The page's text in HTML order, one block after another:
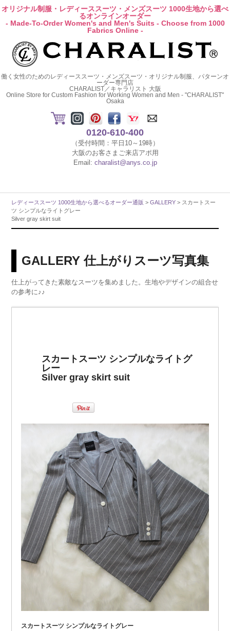
オリジナル制服・レディーススーツ・メンズスーツ 1000生地から選べ
るオンラインオーダー
- Made-To-Order Women's and Men's Suits - Choose from 1000
Fabrics Online -
働く女性のためのレディーススーツ・メンズスーツ・オリジナル制服、パターンオ
ーダー専門店
CHARALIST／キャラリスト 大阪
Online Store for Custom Fashion for Working Women and Men - "CHARALIST"
Osaka
0120-610-400
（受付時間：平日10～19時）
大阪のお客さまご来店アポ用
Email: charalist@anys.co.jp
レディーススーツ 1000生地から選べるオーダー通販 >GALLERY > スカートスー
ツ シンプルなライトグレー
Silver gray skirt suit
GALLERY 仕上がりスーツ写真集
仕上がってきた素敵なスーツを集めました。生地やデザインの組合せ
の参考に♪♪
スカートスーツ シンプルなライトグ
レー
Silver gray skirt suit
スカートスーツ シンプルなライトグレー